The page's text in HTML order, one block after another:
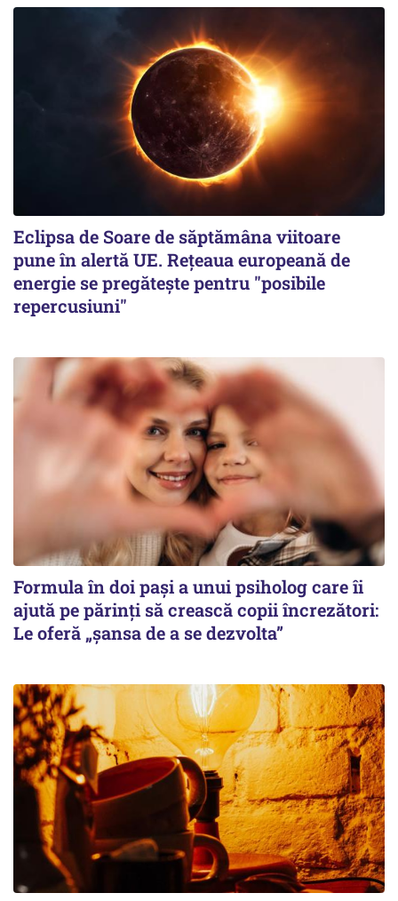
Eclipsa de Soare de săptămâna viitoare
pune în alertă UE. Rețeaua europeană de
energie se pregătește pentru "posibile
repercusiuni"
Formula în doi pași a unui psiholog care îi
ajută pe părinți să crească copii încrezători:
Le oferă „șansa de a se dezvolta”